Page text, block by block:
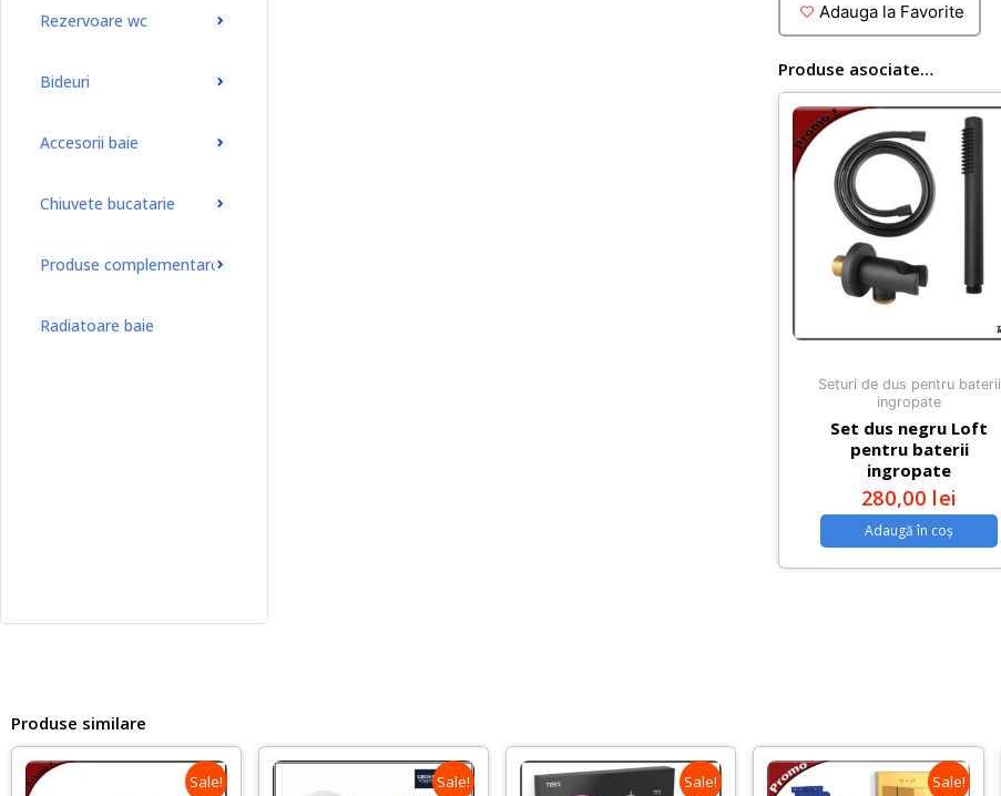
Rezervoare wc
Bideuri
Accesorii baie
Chiuvete bucatarie
Produse complementare
Radiatoare baie
Tres
Fuji
Adauga la Favorite
Produse asociate…
Seturi de dus pentru baterii
ingropate
Set dus negru Loft
pentru baterii
ingropate
280,00 lei
Adaugă în coș
Produse similare
Sale! Sale! Sale! Sale!